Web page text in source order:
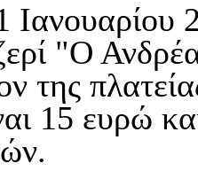
Ιανουαρίου
"Ο
της
15 ευρώ